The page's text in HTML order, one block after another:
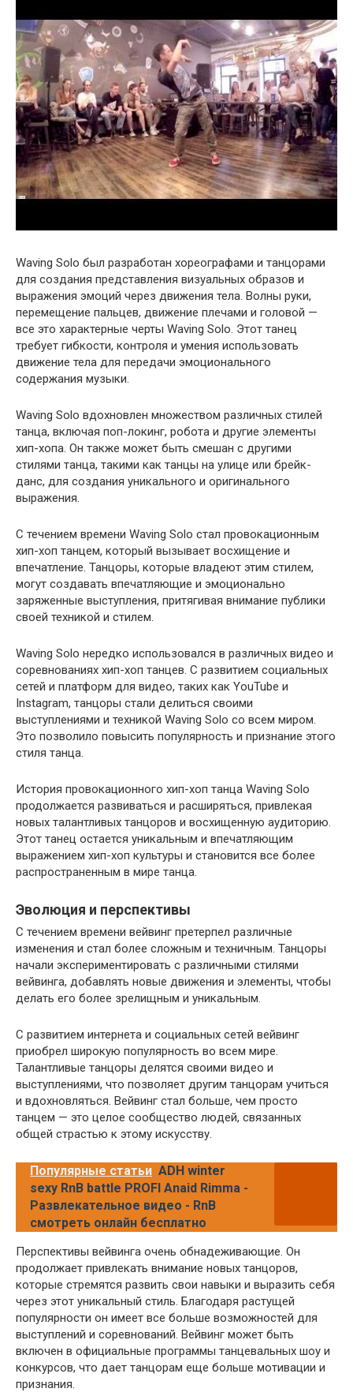
Waving Solo был разработан хореографами и танцорами
для создания представления визуальных образов и
выражения эмоций через движения тела. Волны руки,
перемещение пальцев, движение плечами и головой —
все это характерные черты Waving Solo. Этот танец
требует гибкости, контроля и умения использовать
движение тела для передачи эмоционального
содержания музыки.
Waving Solo вдохновлен множеством различных стилей
танца, включая поп-локинг, робота и другие элементы
хип-хопа. Он также может быть смешан с другими
стилями танца, такими как танцы на улице или брейк-
данс, для создания уникального и оригинального
выражения.
С течением времени Waving Solo стал провокационным
хип-хоп танцем, который вызывает восхищение и
впечатление. Танцоры, которые владеют этим стилем,
могут создавать впечатляющие и эмоционально
заряженные выступления, притягивая внимание публики
своей техникой и стилем.
Waving Solo нередко использовался в различных видео и
соревнованиях хип-хоп танцев. С развитием социальных
сетей и платформ для видео, таких как YouTube и
Instagram, танцоры стали делиться своими
выступлениями и техникой Waving Solo со всем миром.
Это позволило повысить популярность и признание этого
стиля танца.
История провокационного хип-хоп танца Waving Solo
продолжается развиваться и расширяться, привлекая
новых талантливых танцоров и восхищенную аудиторию.
Этот танец остается уникальным и впечатляющим
выражением хип-хоп культуры и становится все более
распространенным в мире танца.
Эволюция и перспективы
С течением времени вейвинг претерпел различные
изменения и стал более сложным и техничным. Танцоры
начали экспериментировать с различными стилями
вейвинга, добавлять новые движения и элементы, чтобы
делать его более зрелищным и уникальным.
С развитием интернета и социальных сетей вейвинг
приобрел широкую популярность во всем мире.
Талантливые танцоры делятся своими видео и
выступлениями, что позволяет другим танцорам учиться
и вдохновляться. Вейвинг стал больше, чем просто
танцем — это целое сообщество людей, связанных
общей страстью к этому искусству.
Популярные статьи ADH winter
sexy RnB battle PROFI Anaid Rimma -
Развлекательное видео - RnB
смотреть онлайн бесплатно
Перспективы вейвинга очень обнадеживающие. Он
продолжает привлекать внимание новых танцоров,
которые стремятся развить свои навыки и выразить себя
через этот уникальный стиль. Благодаря растущей
популярности он имеет все больше возможностей для
выступлений и соревнований. Вейвинг может быть
включен в официальные программы танцевальных шоу и
конкурсов, что дает танцорам еще больше мотивации и
признания.